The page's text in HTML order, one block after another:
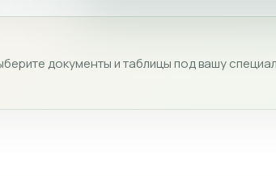
документы и таблицы под вашу